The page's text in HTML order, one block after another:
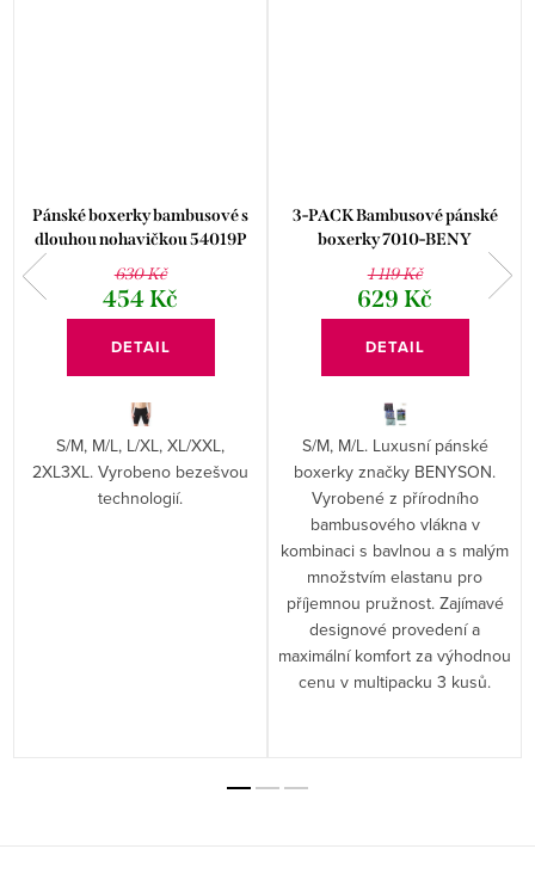
Pánské boxerky bambusové s
dlouhou nohavičkou 54019P
630 Kč
454 Kč
DETAIL
S/M, M/L, L/XL, XL/XXL,
2XL3XL. Vyrobeno bezešvou
technologií.
3-PACK Bambusové pánské
boxerky 7010-BENY
1 119 Kč
629 Kč
DETAIL
S/M, M/L. Luxusní pánské
boxerky značky BENYSON.
Vyrobené z přírodního
bambusového vlákna v
kombinaci s bavlnou a s malým
množstvím elastanu pro
příjemnou pružnost. Zajímavé
designové provedení a
maximální komfort za výhodnou
cenu v multipacku 3 kusů.